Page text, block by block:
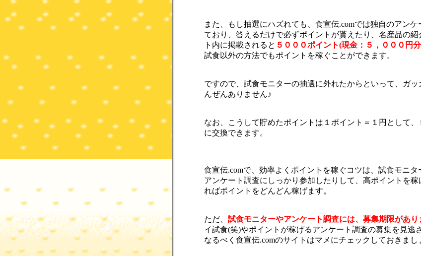
また、もし抽選にハズれても、食宣伝.comでは独自のアンケ
ており、答えるだけで必ずポイントが貰えたり、名産品の紹
ト内に掲載されると ５０００ポイント(現金：５，０００円
試食以外の方法でもポイントを稼ぐことができます。
ですので、試食モニターの抽選に外れたからといって、ガ
んぜんありません♪
なお、こうして貯めたポイントは１ポイント＝１円として
に交換できます。
食宣伝.comで、効率よくポイントを稼ぐコツは、試食モニタ
アンケート調査にしっかり参加したりして、高ポイントを
ればポイントをどんどん稼げます。
ただ、 試食モニターやアンケート調査には、募集期限があり
イ試食(笑)やポイントが稼げるアンケート調査の募集を見逃
なるべく食宣伝.comのサイトはマメにチェックしておきまし